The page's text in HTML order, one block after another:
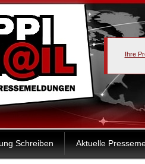
Ihre
Schreiben Aktuelle